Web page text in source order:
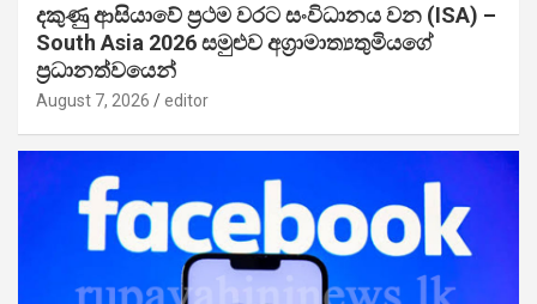
දකුණු ආසියාවේ ප්‍රථම වරට සංවිධානය වන (ISA) –
South Asia 2026 සමුළුව අග්‍රාමාත්‍යතුමියගේ
ප්‍රධානත්වයෙන්
August 7, 2026 editor